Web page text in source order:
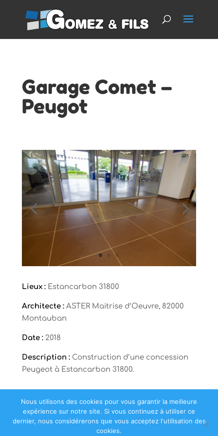
Garage Comet –
Peugot
Lieux : Estancarbon 31800
Architecte : ASTER Maitrise d’Oeuvre, 82000
Montauban
Date : 2018
Description : Construction d’une concession
Peugeot à Estancarbon 31800.
Nous utilisons des cookies pour vous garantir la meilleure
expérience sur notre site. Si vous continuez à utiliser ce
dernier, nous considérerons que vous acceptez l'utilisation des
cookies.